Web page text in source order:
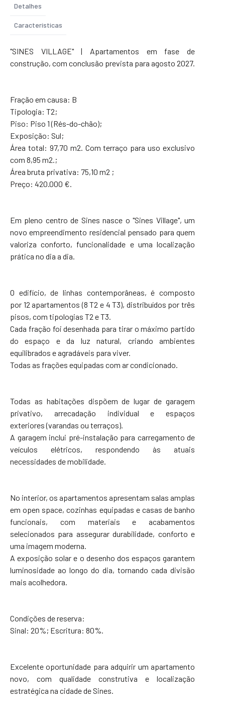
Detalhes
Características
"SINES VILLAGE" | Apartamentos em fase de
construção, com conclusão prevista para agosto 2027.
Fração em causa: B
Tipologia: T2;
Piso: Piso 1 (Rés-do-chão);
Exposição: Sul;
Área total: 97,70 m2. Com terraço para uso exclusivo
com 8,95 m2.;
Área bruta privativa: 75,10 m2 ;
Preço: 420.000 €.
Em pleno centro de Sines nasce o "Sines Village", um
novo empreendimento residencial pensado para quem
valoriza conforto, funcionalidade e uma localização
prática no dia a dia.
O edifício, de linhas contemporâneas, é composto
por 12 apartamentos (8 T2 e 4 T3), distribuídos por três
pisos, com tipologias T2 e T3.
Cada fração foi desenhada para tirar o máximo partido
do espaço e da luz natural, criando ambientes
equilibrados e agradáveis para viver.
Todas as frações equipadas com ar condicionado.
Todas as habitações dispõem de lugar de garagem
privativo, arrecadação individual e espaços
exteriores (varandas ou terraços).
A garagem inclui pré-instalação para carregamento de
veículos elétricos, respondendo às atuais
necessidades de mobilidade.
No interior, os apartamentos apresentam salas amplas
em open space, cozinhas equipadas e casas de banho
funcionais, com materiais e acabamentos
selecionados para assegurar durabilidade, conforto e
uma imagem moderna.
A exposição solar e o desenho dos espaços garantem
luminosidade ao longo do dia, tornando cada divisão
mais acolhedora.
Condições de reserva:
Sinal: 20%; Escritura: 80%.
Excelente oportunidade para adquirir um apartamento
novo, com qualidade construtiva e localização
estratégica na cidade de Sines.